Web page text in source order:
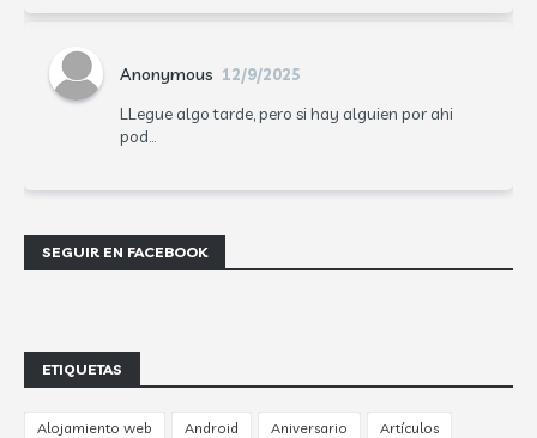
Anonymous 12/9/2025
LLegue algo tarde, pero si hay alguien por ahi
pod...
SEGUIR EN FACEBOOK
ETIQUETAS
Alojamiento web Android Aniversario Artículos